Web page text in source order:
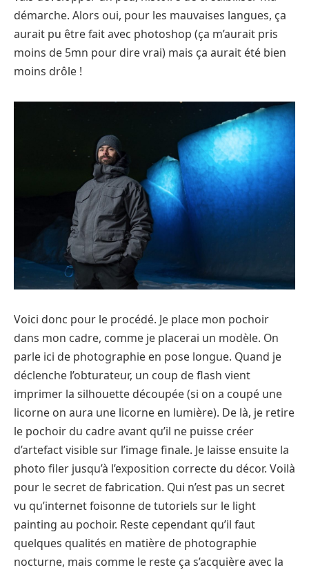
démarche. Alors oui, pour les mauvaises langues, ça
aurait pu être fait avec photoshop (ça m’aurait pris
moins de 5mn pour dire vrai) mais ça aurait été bien
moins drôle !
Voici donc pour le procédé. Je place mon pochoir
dans mon cadre, comme je placerai un modèle. On
parle ici de photographie en pose longue. Quand je
déclenche l’obturateur, un coup de flash vient
imprimer la silhouette découpée (si on a coupé une
licorne on aura une licorne en lumière). De là, je retire
le pochoir du cadre avant qu’il ne puisse créer
d’artefact visible sur l’image finale. Je laisse ensuite la
photo filer jusqu’à l’exposition correcte du décor. Voilà
pour le secret de fabrication. Qui n’est pas un secret
vu qu’internet foisonne de tutoriels sur le light
painting au pochoir. Reste cependant qu’il faut
quelques qualités en matière de photographie
nocturne, mais comme le reste ça s’acquière avec la